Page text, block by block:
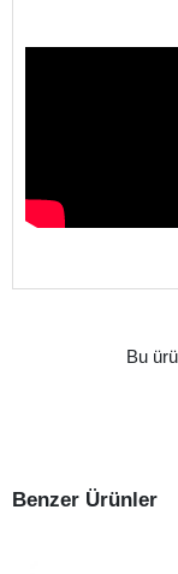
Bu
Benzer Ürünler